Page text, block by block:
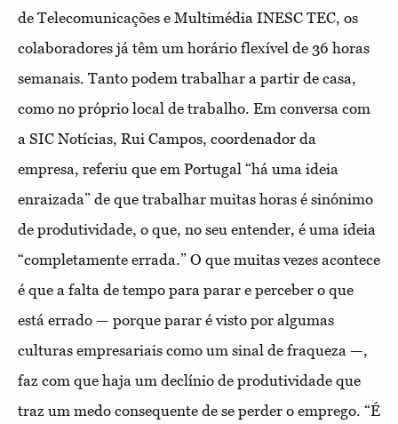
de Telecomunicações e Multimédia INESC TEC, os
colaboradores já têm um horário flexível de 36 horas
semanais. Tanto podem trabalhar a partir de casa,
como no próprio local de trabalho. Em conversa com
a SIC Notícias, Rui Campos, coordenador da
empresa, referiu que em Portugal “há uma ideia
enraizada” de que trabalhar muitas horas é sinónimo
de produtividade, o que, no seu entender, é uma ideia
“completamente errada.” O que muitas vezes acontece
é que a falta de tempo para parar e perceber o que
está errado — porque parar é visto por algumas
culturas empresariais como um sinal de fraqueza —,
faz com que haja um declínio de produtividade que
traz um medo consequente de se perder o emprego. “É